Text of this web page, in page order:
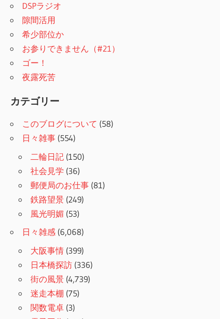
DSPラジオ
隙間活用
希少部位か
お参りできません（#21）
ゴー！
夜露死苦
カテゴリー
このブログについて (58)
日々雑事 (554)
二輪日記 (150)
社会見学 (36)
郵便局のお仕事 (81)
鉄路望景 (249)
風光明媚 (53)
日々雑感 (6,068)
大阪事情 (399)
日本橋探訪 (336)
街の風景 (4,739)
迷走本棚 (75)
関数電卓 (3)